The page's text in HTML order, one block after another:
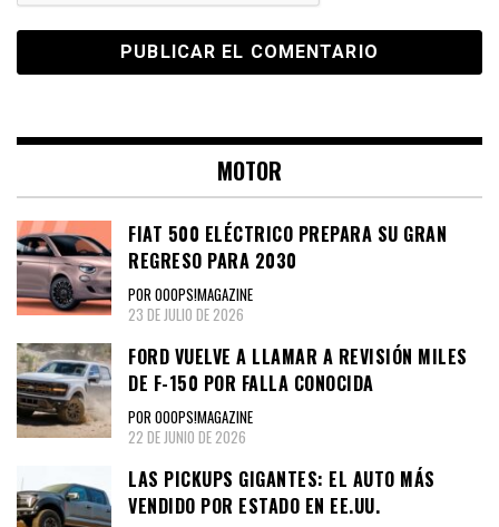
MOTOR
FIAT 500 ELÉCTRICO PREPARA SU GRAN
REGRESO PARA 2030
POR OOOPS!MAGAZINE
23 DE JULIO DE 2026
FORD VUELVE A LLAMAR A REVISIÓN MILES
DE F-150 POR FALLA CONOCIDA
POR OOOPS!MAGAZINE
22 DE JUNIO DE 2026
LAS PICKUPS GIGANTES: EL AUTO MÁS
VENDIDO POR ESTADO EN EE.UU.